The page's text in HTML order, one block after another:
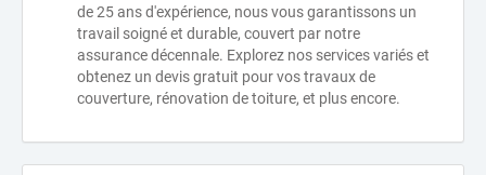
de 25 ans d'expérience, nous vous garantissons un
travail soigné et durable, couvert par notre
assurance décennale. Explorez nos services variés et
obtenez un devis gratuit pour vos travaux de
couverture, rénovation de toiture, et plus encore.